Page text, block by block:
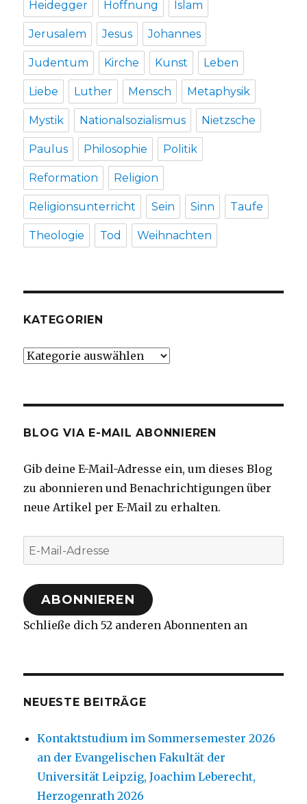
Heidegger Hoffnung Islam
Jerusalem Jesus Johannes
Judentum Kirche Kunst Leben
Liebe Luther Mensch Metaphysik
Mystik Nationalsozialismus Nietzsche
Paulus Philosophie Politik
Reformation Religion
Religionsunterricht Sein Sinn Taufe
Theologie Tod Weihnachten
KATEGORIEN
Kategorien
BLOG VIA E-MAIL ABONNIEREN
Gib deine E-Mail-Adresse ein, um dieses Blog
zu abonnieren und Benachrichtigungen über
neue Artikel per E-Mail zu erhalten.
E-
Mail-
Adresse
ABONNIEREN
Schließe dich 52 anderen Abonnenten an
NEUESTE BEITRÄGE
Kontaktstudium im Sommersemester 2026
an der Evangelischen Fakultät der
Universität Leipzig, Joachim Leberecht,
Herzogenrath 2026